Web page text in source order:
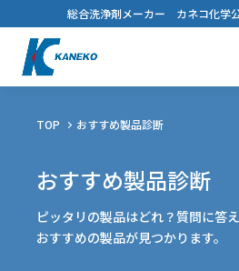
総合洗浄剤メーカー カネコ化学
CONTACT LOGIN
TOP
おすすめ製品診断
おすすめ製品診断
ピッタリの製品はどれ？質問に答
おすすめの製品が見つかります。